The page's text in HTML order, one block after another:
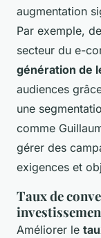
augmentation
Par exemple,
secteur du e-
génération de
audiences
une
comme
gérer des
exigences et
Taux de
Améliorer le